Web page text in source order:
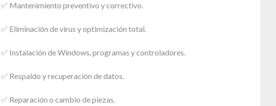
✅ Mantenimiento preventivo y correctivo.
✅ Eliminación de virus y optimización total.
✅ Instalación de Windows, programas y controladores.
✅ Respaldo y recuperación de datos.
✅ Reparación o cambio de piezas.